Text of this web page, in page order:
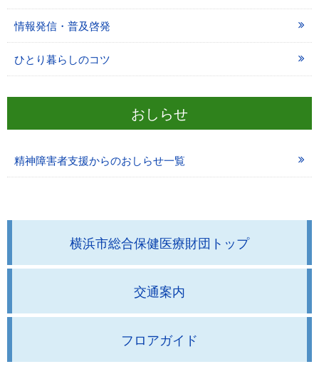
情報発信・普及啓発
ひとり暮らしのコツ
おしらせ
精神障害者支援からのおしらせ一覧
横浜市総合保健医療財団トップ
交通案内
フロアガイド